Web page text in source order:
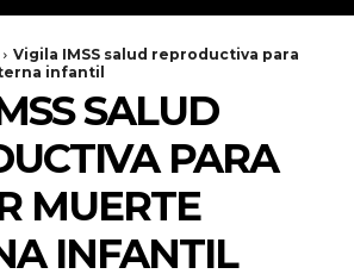
Vigila IMSS salud reproductiva para
infantil
SALUD
PARA
MUERTE
INFANTIL